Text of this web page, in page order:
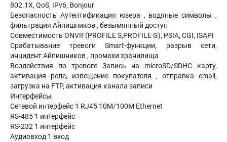
802.1X, QoS, IPv6, Bonjour
Безопасность Аутентификация юзера , водяные символы ,
фильтрация Айпишников , безымянный доступ
Совместимость ONVIF(PROFILE S,PROFILE G), PSIA, CGI, ISAPI
Срабатывание тревоги Smart-функции, разрыв сети,
инцидент Айпишников , промахи хранилища
Воздействия по тревоге Запись на microSD/SDHC карту,
активация реле, извещение покупателя , отправка email,
загрузка на FTP, активация канала записи
Интерфейсы
Сетевой интерфейс 1 RJ45 10M/100M Ethernet
RS-485 1 интерфейс
RS-232 1 интерфейс
Аудиовход 1 вход